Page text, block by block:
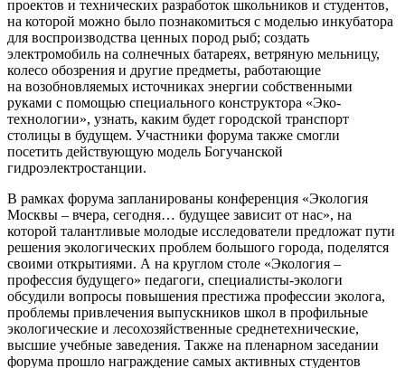
проектов и технических разработок школьников и студентов,
на которой можно было познакомиться с моделью инкубатора
для воспроизводства ценных пород рыб; создать
электромобиль на солнечных батареях, ветряную мельницу,
колесо обозрения и другие предметы, работающие
на возобновляемых источниках энергии собственными
руками с помощью специального конструктора «Эко-
технологии», узнать, каким будет городской транспорт
столицы в будущем. Участники форума также смогли
посетить действующую модель Богучанской
гидроэлектростанции.
В рамках форума запланированы конференция «Экология
Москвы – вчера, сегодня… будущее зависит от нас», на
которой талантливые молодые исследователи предложат пути
решения экологических проблем большого города, поделятся
своими открытиями. А на круглом столе «Экология –
профессия будущего» педагоги, специалисты-экологи
обсудили вопросы повышения престижа профессии эколога,
проблемы привлечения выпускников школ в профильные
экологические и лесохозяйственные среднетехнические,
высшие учебные заведения. Также на пленарном заседании
форума прошло награждение самых активных студентов